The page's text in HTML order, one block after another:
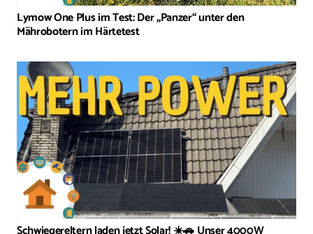
Lymow One Plus im Test: Der „Panzer“ unter den
Mährobotern im Härtetest